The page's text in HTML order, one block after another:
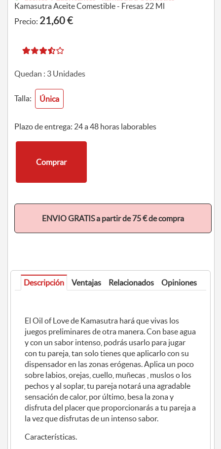
Kamasutra Aceite Comestible - Fresas 22 Ml
Precio: 21,60 €
Quedan : 3Unidades
Talla: Única
Plazo de entrega: 24 a 48 horas laborables
Comprar
ENVIO GRATIS a partir de 75 € de compra
Descripción Ventajas Relacionados Opiniones
El Oil of Love de Kamasutra hará que vivas los
juegos preliminares de otra manera. Con base agua
y con un sabor intenso, podrás usarlo para jugar
con tu pareja, tan solo tienes que aplicarlo con su
dispensador en las zonas erógenas. Aplica un poco
sobre labios, orejas, cuello, muñecas , muslos o los
pechos y al soplar, tu pareja notará una agradable
sensación de calor, por último, besa la zona y
disfruta del placer que proporcionarás a tu pareja a
la vez que disfrutas de un intenso sabor.
Características.